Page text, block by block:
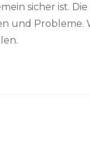
sicher ist.
und Probleme.